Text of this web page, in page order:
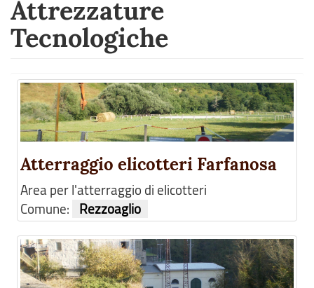
Attrezzature
Tecnologiche
Atterraggio elicotteri Farfanosa
Area per l'atterraggio di elicotteri
Comune:
Rezzoaglio